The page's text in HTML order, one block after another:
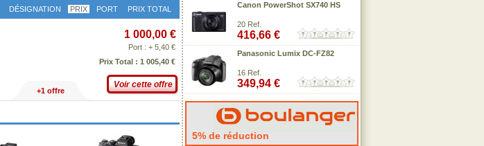
DÉSIGNATION PRIX PORT PRIX TOTAL
1 000,00 €
Port : + 5,40 €
Prix Total : 1 005,40 €
Voir cette offre
+1 offre
Canon PowerShot SX740 HS
20 Ref.
416,66 €
Panasonic Lumix DC-FZ82
16 Ref.
349,94 €
5% de réduction